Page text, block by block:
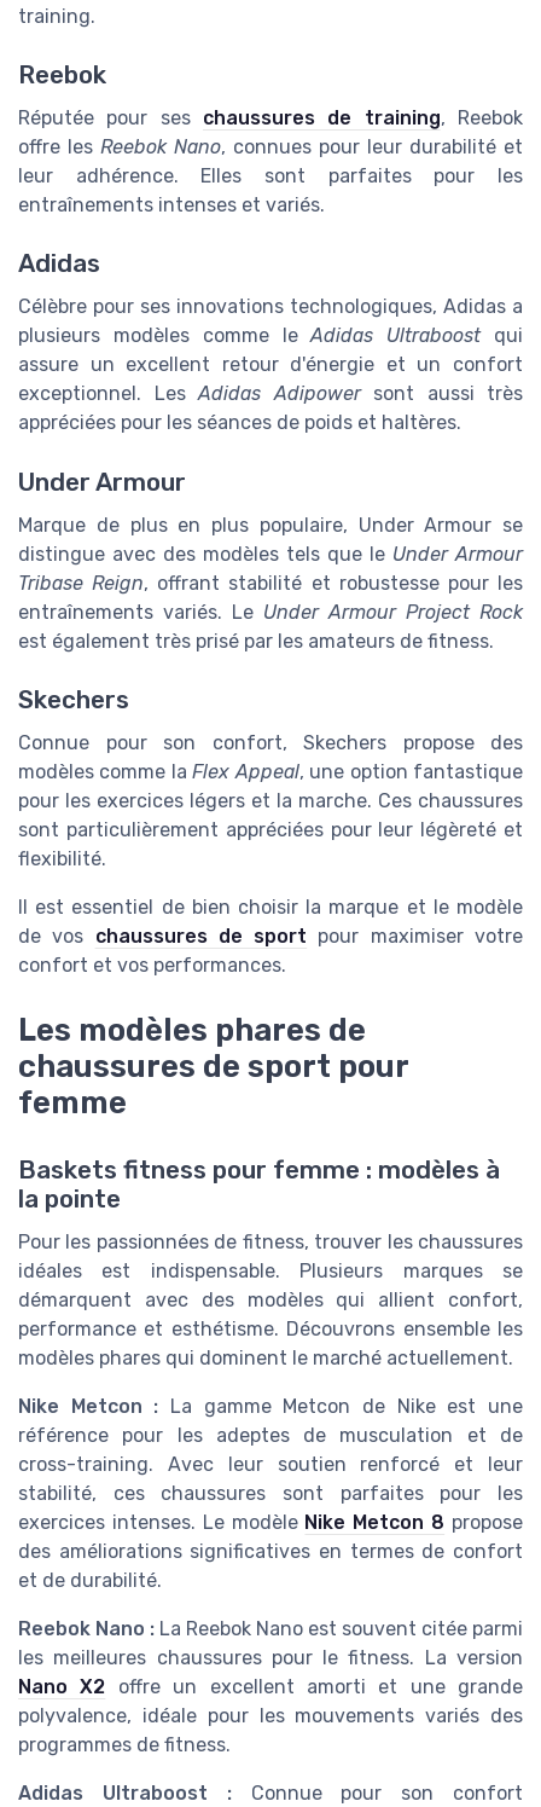
training.
Reebok
Réputée pour ses chaussures de training, Reebok
offre les Reebok Nano, connues pour leur durabilité et
leur adhérence. Elles sont parfaites pour les
entraînements intenses et variés.
Adidas
Célèbre pour ses innovations technologiques, Adidas a
plusieurs modèles comme leAdidas Ultraboostqui
assure un excellent retour d'énergie et un confort
exceptionnel. LesAdidas Adipowersont aussi très
appréciées pour les séances de poids et haltères.
Under Armour
Marque de plus en plus populaire, Under Armour se
distingue avec des modèles tels que le Under Armour
Tribase Reign, offrant stabilité et robustesse pour les
entraînements variés. Le Under Armour Project Rock
est également très prisé par les amateurs de fitness.
Skechers
Connue pour son confort, Skechers propose des
modèles comme laFlex Appeal, une option fantastique
pour les exercices légers et la marche. Ces chaussures
sont particulièrement appréciées pour leur légèreté et
flexibilité.
Il est essentiel de bien choisir la marque et le modèle
de vos chaussures de sport pour maximiser votre
confort et vos performances.
Les modèles phares de
chaussures de sport pour
femme
Baskets fitness pour femme : modèles à
la pointe
Pour les passionnées de fitness, trouver les chaussures
idéales est indispensable. Plusieurs marques se
démarquent avec des modèles qui allient confort,
performance et esthétisme. Découvrons ensemble les
modèles phares qui dominent le marché actuellement.
Nike Metcon : La gamme Metcon de Nike est une
référence pour les adeptes de musculation et de
cross-training. Avec leur soutien renforcé et leur
stabilité, ces chaussures sont parfaites pour les
exercices intenses. Le modèle Nike Metcon 8 propose
des améliorations significatives en termes de confort
et de durabilité.
Reebok Nano : La Reebok Nano est souvent citée parmi
les meilleures chaussures pour le fitness. La version
Nano X2 offre un excellent amorti et une grande
polyvalence, idéale pour les mouvements variés des
programmes de fitness.
Adidas Ultraboost :Connue pour son confort